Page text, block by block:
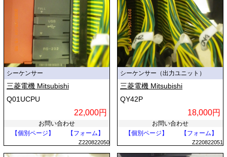
シーケンサー
三菱電機 Mitsubishi
Q01UCPU
22,000円
お問い合わせ
【個別ページ】
【フォーム】
Z220822050
シーケンサー（出力ユニット）
三菱電機 Mitsubishi
QY42P
18,000円
お問い合わせ
【個別ページ】
【フォーム】
Z220822051